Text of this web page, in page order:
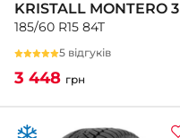
KRISTALL MONTERO 3
185/60 R15 84T
5 відгуків
3 448 грн